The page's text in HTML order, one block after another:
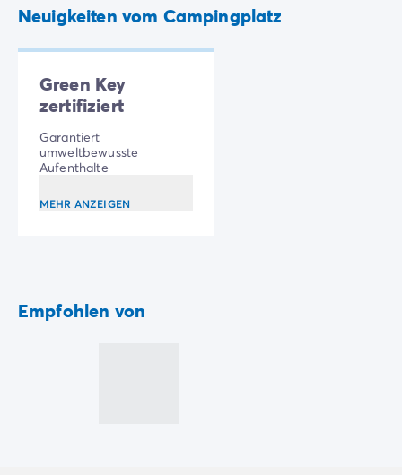
Unsere Catering-Pakete
Experten-Beratung
Alle Zahlungsmethoden
Zahlung in Raten
Urlaubsvorbereitung
Reiserücktrittsversicherung
Neuigkeiten vom Campingplatz
Green Key
zertifiziert
Garantiert
umweltbewusste
Aufenthalte
MEHR ANZEIGEN
Empfohlen von